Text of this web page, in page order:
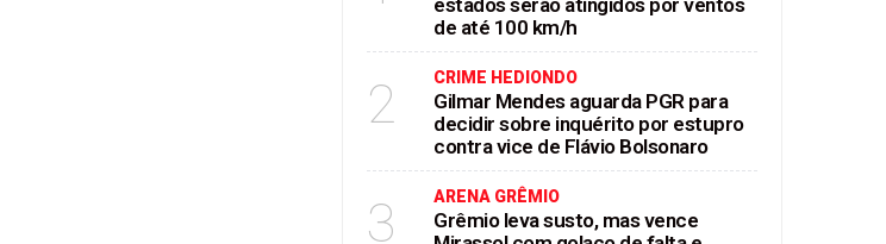
estados serão atingidos por ventos
de até 100 km/h
2 CRIME HEDIONDO
Gilmar Mendes aguarda PGR para
decidir sobre inquérito por estupro
contra vice de Flávio Bolsonaro
3 ARENA GRÊMIO
Grêmio leva susto, mas vence